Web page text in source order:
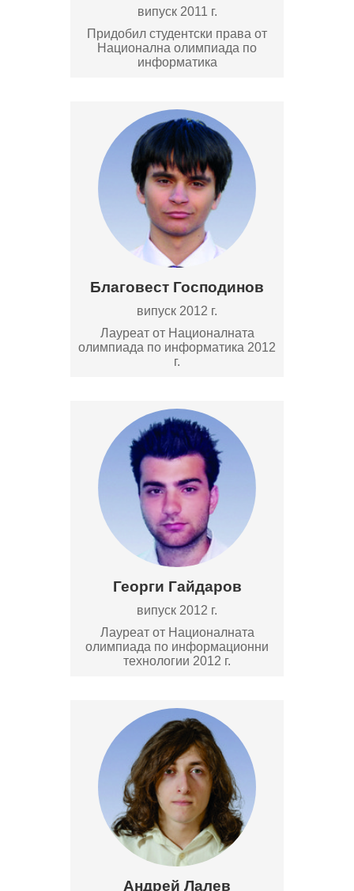
випуск 2011 г.
Придобил студентски права от
Национална олимпиада по
информатика
Благовест Господинов
випуск 2012 г.
Лауреат от Националната
олимпиада по информатика 2012
г.
Георги Гайдаров
випуск 2012 г.
Лауреат от Националната
олимпиада по информационни
технологии 2012 г.
Андрей Лалев